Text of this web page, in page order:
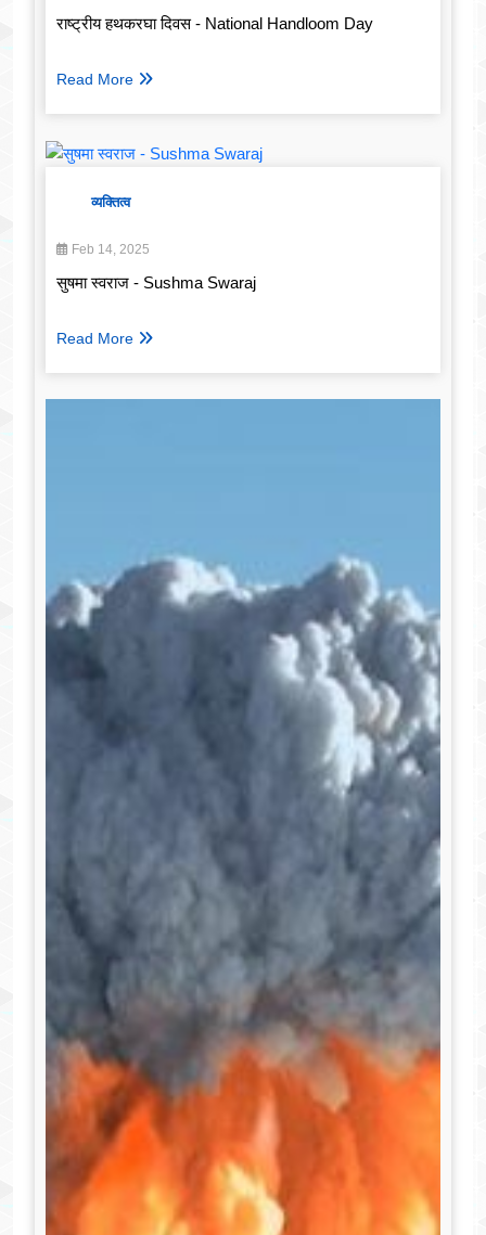
राष्ट्रीय हथकरघा दिवस - National Handloom Day
Read More
व्यक्तित्व
Feb 14, 2025
सुषमा स्वराज - Sushma Swaraj
Read More